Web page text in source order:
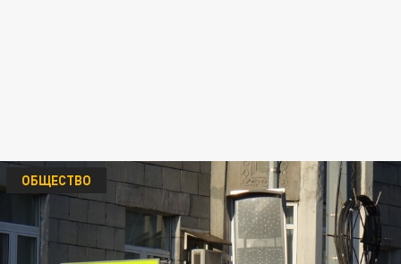
ОБЩЕСТВО